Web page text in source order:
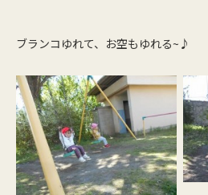
ブランコゆれて、お空もゆれる~♪